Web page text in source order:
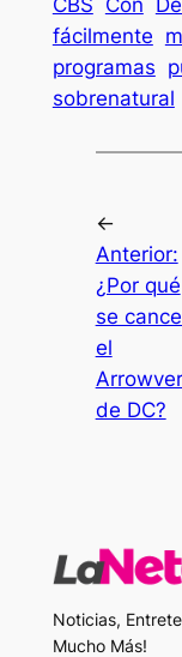
CBS Con
fácilmente
programas
sobrenatural
←
Anterior:
¿Por qué
se
el
de DC?
Noticias,
Mucho Más!